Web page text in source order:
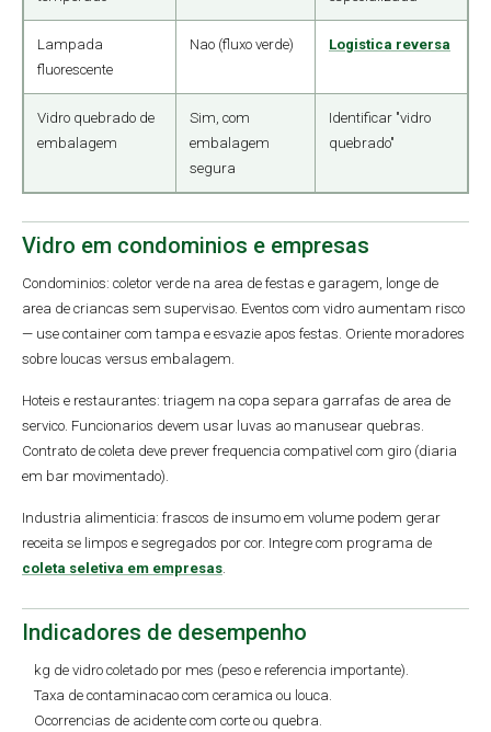
Lampada
fluorescente
Nao (fluxo verde) Logistica reversa
Vidro quebrado de
embalagem
Sim, com
embalagem
segura
Identificar "vidro
quebrado"
Vidro em condominios e empresas
Condominios: coletor verde na area de festas e garagem, longe de
area de criancas sem supervisao. Eventos com vidro aumentam risco
— use container com tampa e esvazie apos festas. Oriente moradores
sobre loucas versus embalagem.
Hoteis e restaurantes: triagem na copa separa garrafas de area de
servico. Funcionarios devem usar luvas ao manusear quebras.
Contrato de coleta deve prever frequencia compativel com giro (diaria
em bar movimentado).
Industria alimenticia: frascos de insumo em volume podem gerar
receita se limpos e segregados por cor. Integre com programa de
coleta seletiva em empresas
Indicadores de desempenho
kg de vidro coletado por mes (peso e referencia importante).
Taxa de contaminacao com ceramica ou louca.
Ocorrencias de acidente com corte ou quebra.